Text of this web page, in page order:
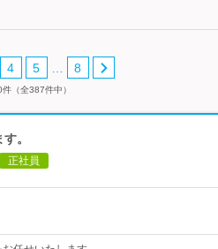
4 5 8
（全387件中）
。
正社員